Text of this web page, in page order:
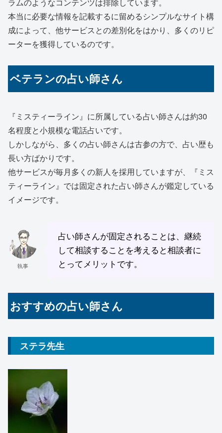
ラムのようなコンテンツは排除しています。
本当に必要な情報を記載するに留めるシンプルなサイト構
成によって、他サービスとの差別化をはかり、多くのリピ
ーターを獲得しているのです。
ベテランの占い師さん
『ミスティーライン』に所属している占い師さんは約30
名程度と小規模な電話占いです。
しかしながら、多くの占い師さんは古参の方で、占い歴も
長い方ばかり です。
他サービスが毎月多くの新人を採用していますが、『ミス
ティーライン』では固定された占い師さんが鑑定している
イメージです。
執事
占い師さんが固定されることは、継続
して相談することを考えると相談者に
とってメリットです。
おすすめの占い師さん
ステラ先生